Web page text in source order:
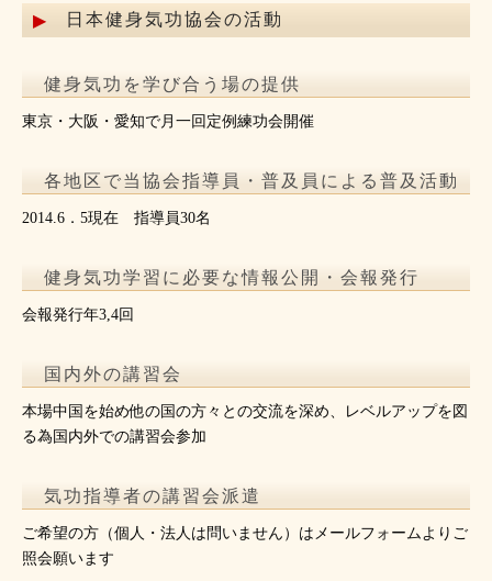
日本健身気功協会の活動
健身気功を学び合う場の提供
東京・大阪・愛知で月一回定例練功会開催
各地区で当協会指導員・普及員による普及活動
2014.6．5現在 指導員30名
健身気功学習に必要な情報公開・会報発行
会報発行年3,4回
国内外の講習会
本場中国を始め他の国の方々との交流を深め、レベルアップを図
る為国内外での講習会参加
気功指導者の講習会派遣
ご希望の方（個人・法人は問いません）はメールフォームよりご
照会願います